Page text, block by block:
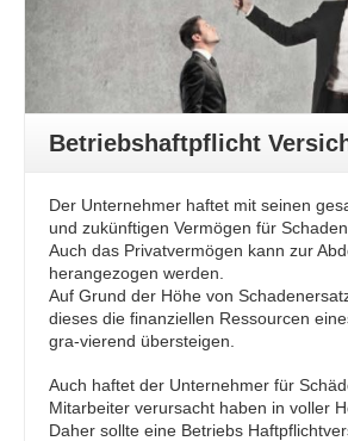
Betriebshaftpflicht
Der Unternehmer haftet mit seinen
und zukünftigen Vermögen für
Auch das Privatvermögen kann zur
herangezogen werden.
Auf Grund der Höhe von
dieses die finanziellen Ressourcen
gra-vierend übersteigen.
Auch haftet der Unternehmer für
Mitarbeiter verursacht haben in voller
Daher sollte eine Betriebs